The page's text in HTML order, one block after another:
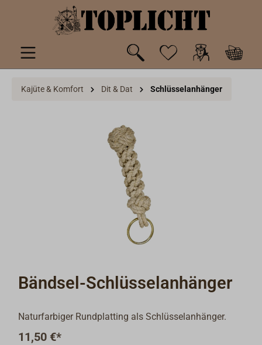
springen
Kajüte & Komfort Dit & Dat Schlüsselanhänger
Bändsel-Schlüsselanhänger
Naturfarbiger Rundplatting als Schlüsselanhänger.
11,50 €*